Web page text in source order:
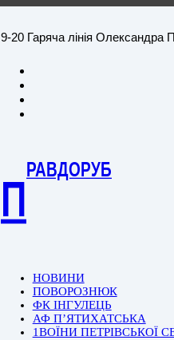
9-20 Гаряча лінія Олександра
П
РАВДОРУБ
НОВИНИ
ПОВОРОЗНЮК
ФК ІНГУЛЕЦЬ
АФ П’ЯТИХАТСЬКА
1ВОЇНИ ПЕТРІВСЬКОЇ